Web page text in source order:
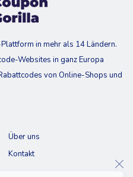
in mehr als 14 Ländern.
Websites in ganz Europa
von Online-Shops und
Über uns
Kontakt